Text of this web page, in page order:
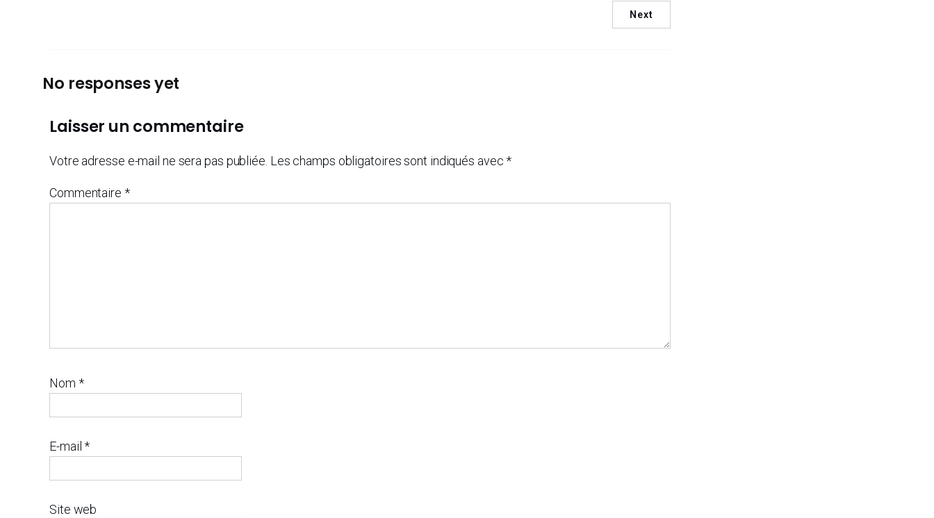
Next
No responses yet
Laisser un commentaire
Votre adresse e-mail ne sera pas publiée. Les champs obligatoires sont indiqués avec*
Commentaire *
Nom *
E-mail*
Site web